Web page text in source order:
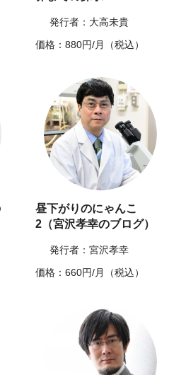
発行者：大高未貴
価格：880円/月（税込）
昼下がりのにゃんこ
2（宮沢孝幸のブログ）
発行者：宮沢孝幸
価格：660円/月（税込）